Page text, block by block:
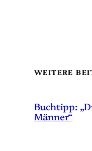
WEITERE
Buchtipp:
Männer“